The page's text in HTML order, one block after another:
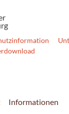
Informationen